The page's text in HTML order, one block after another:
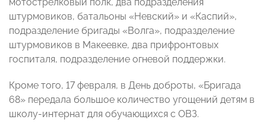
штурмовиков, батальоны «Невский» и «Каспий»,
подразделение бригады «Волга», подразделение
штурмовиков в Макеевке, два прифронтовых
госпиталя, подразделение огневой поддержки.
Кроме того, 17 февраля, в День доброты, «Бригада
68» передала большое количество угощений детям в
школу-интернат для обучающихся с ОВЗ.